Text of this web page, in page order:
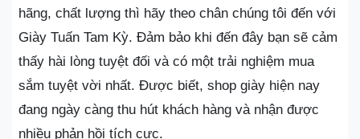
hãng, chất lượng thì hãy theo chân chúng tôi đến với
Giày Tuấn Tam Kỳ. Đảm bảo khi đến đây bạn sẽ cảm
thấy hài lòng tuyệt đối và có một trải nghiệm mua
sắm tuyệt vời nhất. Được biết, shop giày hiện nay
đang ngày càng thu hút khách hàng và nhận được
nhiều phản hồi tích cực.